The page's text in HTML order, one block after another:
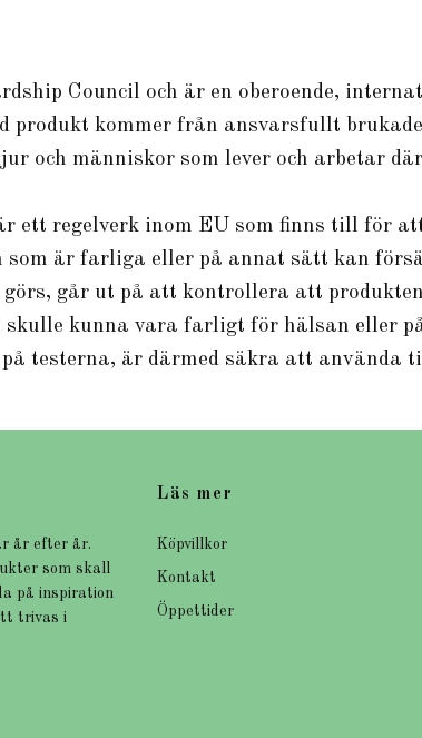
Council och är en oberoende,
produkt kommer från ansvarsfullt
och människor som lever och arbetar
ett regelverk inom EU som finns till för
som är farliga eller på annat sätt kan
görs, går ut på att kontrollera att
kunna vara farligt för hälsan eller
testerna, är därmed säkra att använda
år efter år.
som skall
på inspiration
trivas i
Läs mer
Köpvillkor
Kontakt
Öppettider